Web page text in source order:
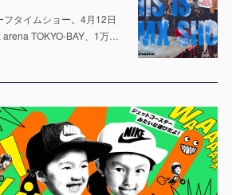
フタイムショー。4月12日
TOKYO-BAY、1万…